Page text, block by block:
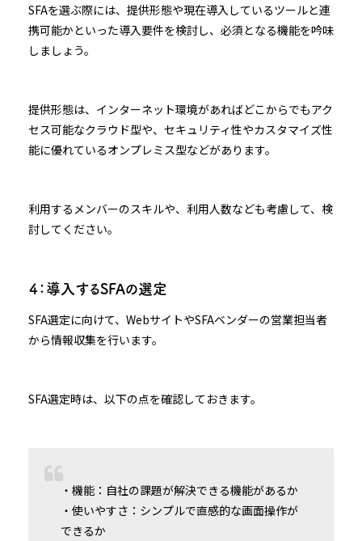
SFAを選ぶ際には、提供形態や現在導入しているツールと連
携可能かといった導入要件を検討し、必須となる機能を吟味
しましょう。
提供形態は、インターネット環境があればどこからでもアク
セス可能なクラウド型や、セキュリティ性やカスタマイズ性
能に優れているオンプレミス型などがあります。
利用するメンバーのスキルや、利用人数なども考慮して、検
討してください。
４：導入するSFAの選定
SFA選定に向けて、WebサイトやSFAベンダーの営業担当者
から情報収集を行います。
SFA選定時は、以下の点を確認しておきます。
・機能：自社の課題が解決できる機能があるか
・使いやすさ：シンプルで直感的な画面操作が
できるか